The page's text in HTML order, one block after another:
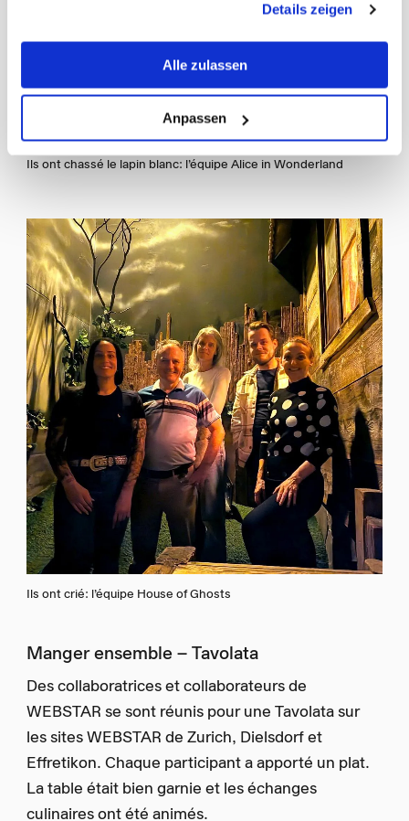
Details zeigen
Alle zulassen
Anpassen
Ils ont chassé le lapin blanc: l’équipe Alice in Wonderland
Ils ont crié: l’équipe House of Ghosts
Manger ensemble – Tavolata
Des collaboratrices et collaborateurs de
WEBSTAR se sont réunis pour une Tavolata sur
les sites WEBSTAR de Zurich, Dielsdorf et
Effretikon. Chaque participant a apporté un plat.
La table était bien garnie et les échanges
culinaires ont été animés.